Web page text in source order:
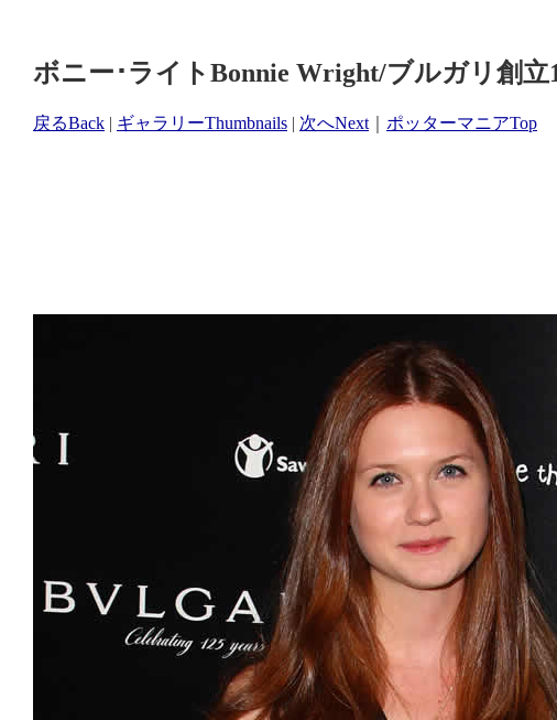
ボニー･ライトBonnie Wright/ブルガリ創
戻るBack | ギャラリーThumbnails | 次へNext ポッターマニアTop